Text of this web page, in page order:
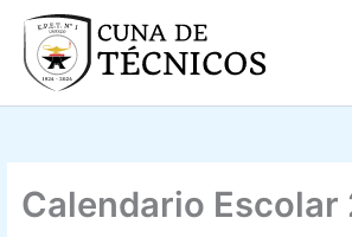
contenido
Calendario Escolar